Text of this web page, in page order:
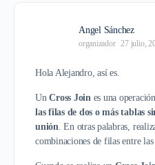
Angel Sánchez
organizador 27 julio,
Hola Alejandro, así es.
UnCross Joines una
las filas de dos o más tablas
unión. En otras palabras,
combinaciones de filas entre